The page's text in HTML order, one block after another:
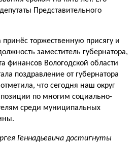
Представительного
торжественную присягу и
заместитель губернатора,
финансов Вологодской области
поздравление от губернатора
что сегодня наш округ
по многим социально-
среди муниципальных
Геннадьевича достигнуты